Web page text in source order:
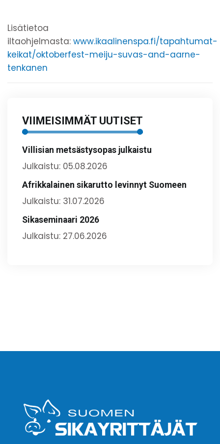
Lisätietoa
iltaohjelmasta: www.ikaalinenspa.fi/tapahtumat-
keikat/oktoberfest-meiju-suvas-and-aarne-
tenkanen
VIIMEISIMMÄT UUTISET
Villisian metsästysopas julkaistu
Julkaistu: 05.08.2026
Afrikkalainen sikarutto levinnyt Suomeen
Julkaistu: 31.07.2026
Sikaseminaari 2026
Julkaistu: 27.06.2026